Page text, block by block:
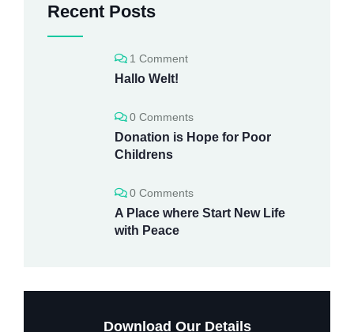
Recent Posts
1 Comment
Hallo Welt!
0 Comments
Donation is Hope for Poor
Childrens
0 Comments
A Place where Start New Life
with Peace
Download Our Details